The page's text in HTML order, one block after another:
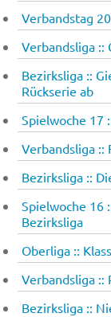
Verbandstag
Verbandsliga ::
Bezirksliga ::
Rück­se­rie ab
Spielwoche 17
Verbandsliga ::
Bezirksliga ::
Spielwoche 16
Bezirksliga
Oberliga ::
Verbandsliga ::
Bezirksliga ::